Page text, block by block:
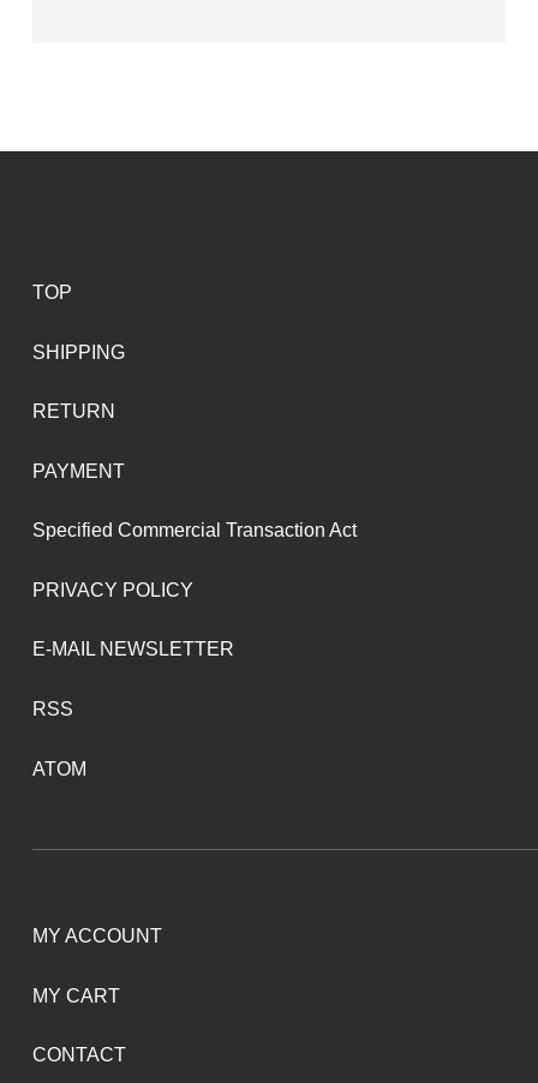
TOP
SHIPPING
RETURN
PAYMENT
Specified Commercial Transaction Act
PRIVACY POLICY
E-MAIL NEWSLETTER
RSS
ATOM
MY ACCOUNT
MY CART
CONTACT